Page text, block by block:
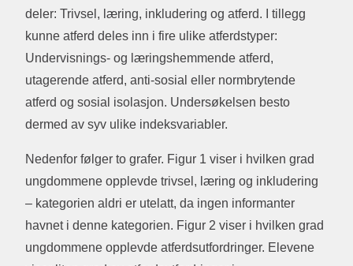
deler: Trivsel, læring, inkludering og atferd. I tillegg
kunne atferd deles inn i fire ulike atferdstyper:
Undervisnings- og læringshemmende atferd,
utagerende atferd, anti-sosial eller normbrytende
atferd og sosial isolasjon. Undersøkelsen besto
dermed av syv ulike indeksvariabler.
Nedenfor følger to grafer. Figur 1 viser i hvilken grad
ungdommene opplevde trivsel, læring og inkludering
– kategorien aldri er utelatt, da ingen informanter
havnet i denne kategorien. Figur 2 viser i hvilken grad
ungdommene opplevde atferdsutfordringer. Elevene